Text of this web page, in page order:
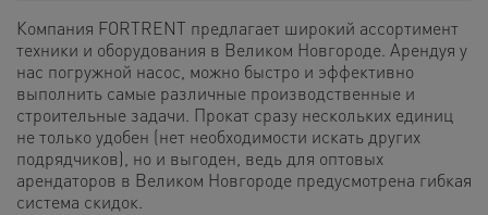
Компания FORTRENT предлагает широкий ассортимент
техники и оборудования в Великом Новгороде. Арендуя у
нас погружной насос, можно быстро и эффективно
выполнить самые различные производственные и
строительные задачи. Прокат сразу нескольких единиц
не только удобен (нет необходимости искать других
подрядчиков), но и выгоден, ведь для оптовых
арендаторов в Великом Новгороде предусмотрена гибкая
система скидок.